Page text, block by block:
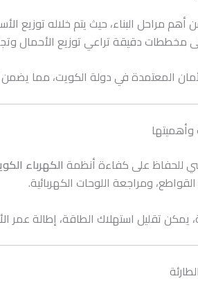
أهم مراحل البناء، حيث يتم خلاله
مخططات دقيقة تراعي توزيع الأحمال
المعتمدة في دولة الكويت، مما
وأهميتها
للحفاظ على كفاءة أنظمةالكهرباء
ومراجعة اللوحات الكهربائية.
تقليل استهلاك الطاقة، إطالة عمر